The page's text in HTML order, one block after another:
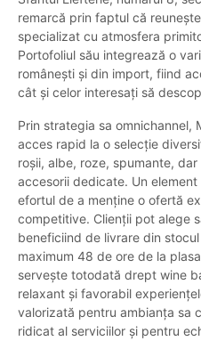
remarcă prin faptul că
specializat cu atmosfera
Portofoliul său integrează o
românești și din import, fiind
cât și celor interesați să
Prin strategia sa omnichannel,
acces rapid la o selecție
roșii, albe, roze, spumante,
accesorii dedicate. Un
efortul de a menține o ofertă
competitive. Clienții pot alege
beneficiind de livrare din
maximum 48 de ore de la
servește totodată drept wine
relaxant și favorabil
valorizată pentru ambianța sa
ridicat al serviciilor și pentru